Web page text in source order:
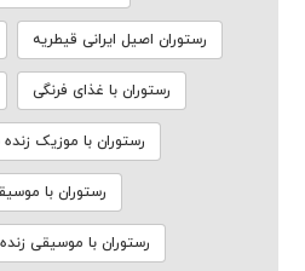
رستوران اصیل ایرانی قیطریه
رستوران با غذای فرنگی
رستوران با موزیک
رستوران با
رستوران با موسیقی